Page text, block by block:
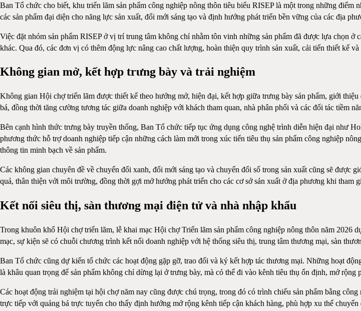
Ban Tổ chức cho biết, khu triển lãm sản phẩm công nghiệp nông thôn tiêu biểu RISEP là một trong những
các sản phẩm đại diện cho năng lực sản xuất, đổi mới sáng tạo và định hướng phát triển bền vững của các địa
Việc đặt nhóm sản phẩm RISEP ở vị trí trung tâm không chỉ nhằm tôn vinh những sản phẩm đã được lựa chọn ở
khác. Qua đó, các đơn vị có thêm động lực nâng cao chất lượng, hoàn thiện quy trình sản xuất, cải tiến thiết kế
Không gian mở, kết hợp trưng bày và trải nghiệm
Không gian Hội chợ triển lãm được thiết kế theo hướng mở, hiện đại, kết hợp giữa trưng bày sản phẩm, giới
bá, đồng thời tăng cường tương tác giữa doanh nghiệp với khách tham quan, nhà phân phối và các đối tác tiềm
Bên cạnh hình thức trưng bày truyền thống, Ban Tổ chức tiếp tục ứng dụng công nghệ trình diễn hiện đại như
phương thức hỗ trợ doanh nghiệp tiếp cận những cách làm mới trong xúc tiến tiêu thụ sản phẩm công nghiệp
thông tin minh bạch về sản phẩm.
Các không gian chuyên đề về chuyển đổi xanh, đổi mới sáng tạo và chuyển đổi số trong sản xuất cũng sẽ
quả, thân thiện với môi trường, đồng thời gợi mở hướng phát triển cho các cơ sở sản xuất ở địa phương khi tham
Kết nối siêu thị, sàn thương mại điện tử và nhà nhập khẩu
Trong khuôn khổ Hội chợ triển lãm, lễ khai mạc Hội chợ Triển lãm sản phẩm công nghiệp nông thôn năm
mạc, sự kiện sẽ có chuỗi chương trình kết nối doanh nghiệp với hệ thống siêu thị, trung tâm thương mại, sàn
Ban Tổ chức cũng dự kiến tổ chức các hoạt động gặp gỡ, trao đổi và ký kết hợp tác thương mại. Những hoạt
là khâu quan trọng để sản phẩm không chỉ dừng lại ở trưng bày, mà có thể đi vào kênh tiêu thụ ổn định, mở rộng
Các hoạt động trải nghiệm tại hội chợ năm nay cũng được chú trọng, trong đó có trình chiếu sản phẩm bằng
trực tiếp với quảng bá trực tuyến cho thấy định hướng mở rộng kênh tiếp cận khách hàng, phù hợp xu thế